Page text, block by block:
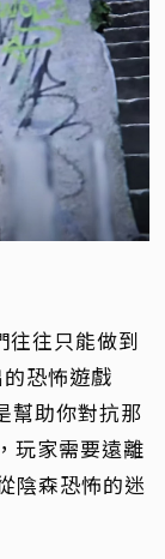
往往只能做到
恐怖遊戲
幫助你對抗那
玩家需要遠離
陰森恐怖的迷